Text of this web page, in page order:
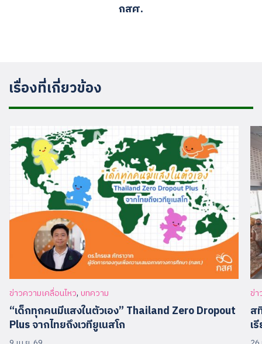
กสศ.
เรื่องที่เกี่ยวข้อง
ข่าวความเคลื่อนไหว, บทความ
“เด็กทุกคนมีแสงในตัวเอง” Thailand Zero Dropout
Plus จากไทยถึงเวทียูเนสโก
ข่า
ส
เ